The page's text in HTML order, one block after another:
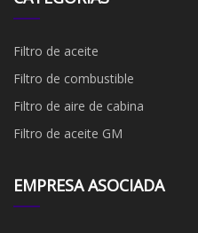
Filtro de aceite
Filtro de combustible
Filtro de aire de cabina
Filtro de aceite GM
EMPRESA ASOCIADA